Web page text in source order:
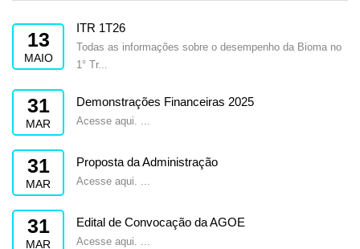
13
MAIO
ITR 1T26
Todas as informações sobre o desempenho da Bioma no
1° Tr...
31
MAR
Demonstrações Financeiras 2025
Acesse aqui. ...
31
MAR
Proposta da Administração
Acesse aqui. ...
31
MAR
Edital de Convocação da AGOE
Acesse aqui. ...